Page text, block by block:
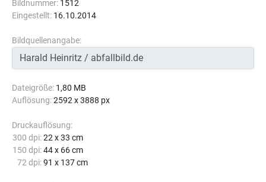
Bildnummer: 1512
Eingestellt: 16.10.2014
Bildquellenangabe:
Dateigröße: 1,80 MB
Auflösung:2592 x 3888 px
Druckauflösung:
300 dpi: 22 x 33 cm
150 dpi: 44 x 66 cm
72 dpi: 91 x 137 cm